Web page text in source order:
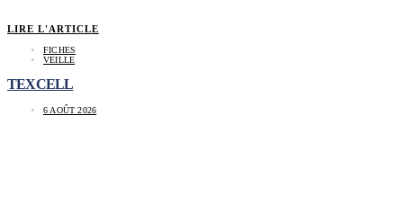
LIRE L'ARTICLE
FICHES
VEILLE
TEXCELL
6 AOÛT 2026